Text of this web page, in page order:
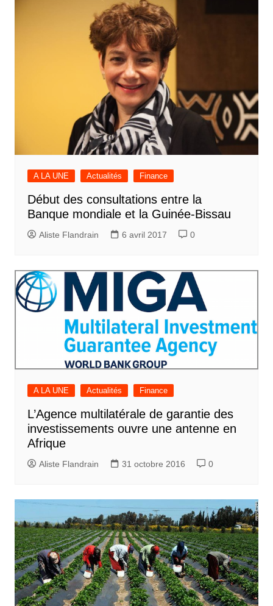
A LA UNE Actualités Finance
Début des consultations entre la
Banque mondiale et la Guinée-Bissau
Aliste Flandrain 6 avril 2017 0
A LA UNE Actualités Finance
L’Agence multilatérale de garantie des
investissements ouvre une antenne en
Afrique
Aliste Flandrain 31 octobre 2016 0